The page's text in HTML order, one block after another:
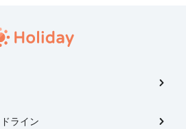
ライン